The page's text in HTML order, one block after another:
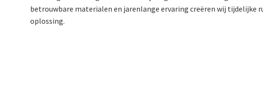
betrouwbare materialen en jarenlange ervaring creëren wij tijdelijke
oplossing.